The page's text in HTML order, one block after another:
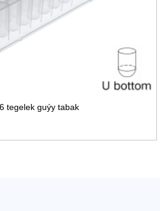
tegelek guýy tabak